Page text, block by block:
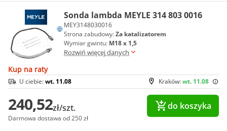
Sonda lambda MEYLE 314 803 0016
MEY3148030016
Strona zabudowy:Za katalizatorem
Wymiar gwintu: M18 x 1,5
Rozwiń więcej danych
Kup na raty
Kraków:wt. 11.08
U ciebie:wt. 11.08
240,52zł/szt.
Darmowa dostawa od 250 zł
do koszyka